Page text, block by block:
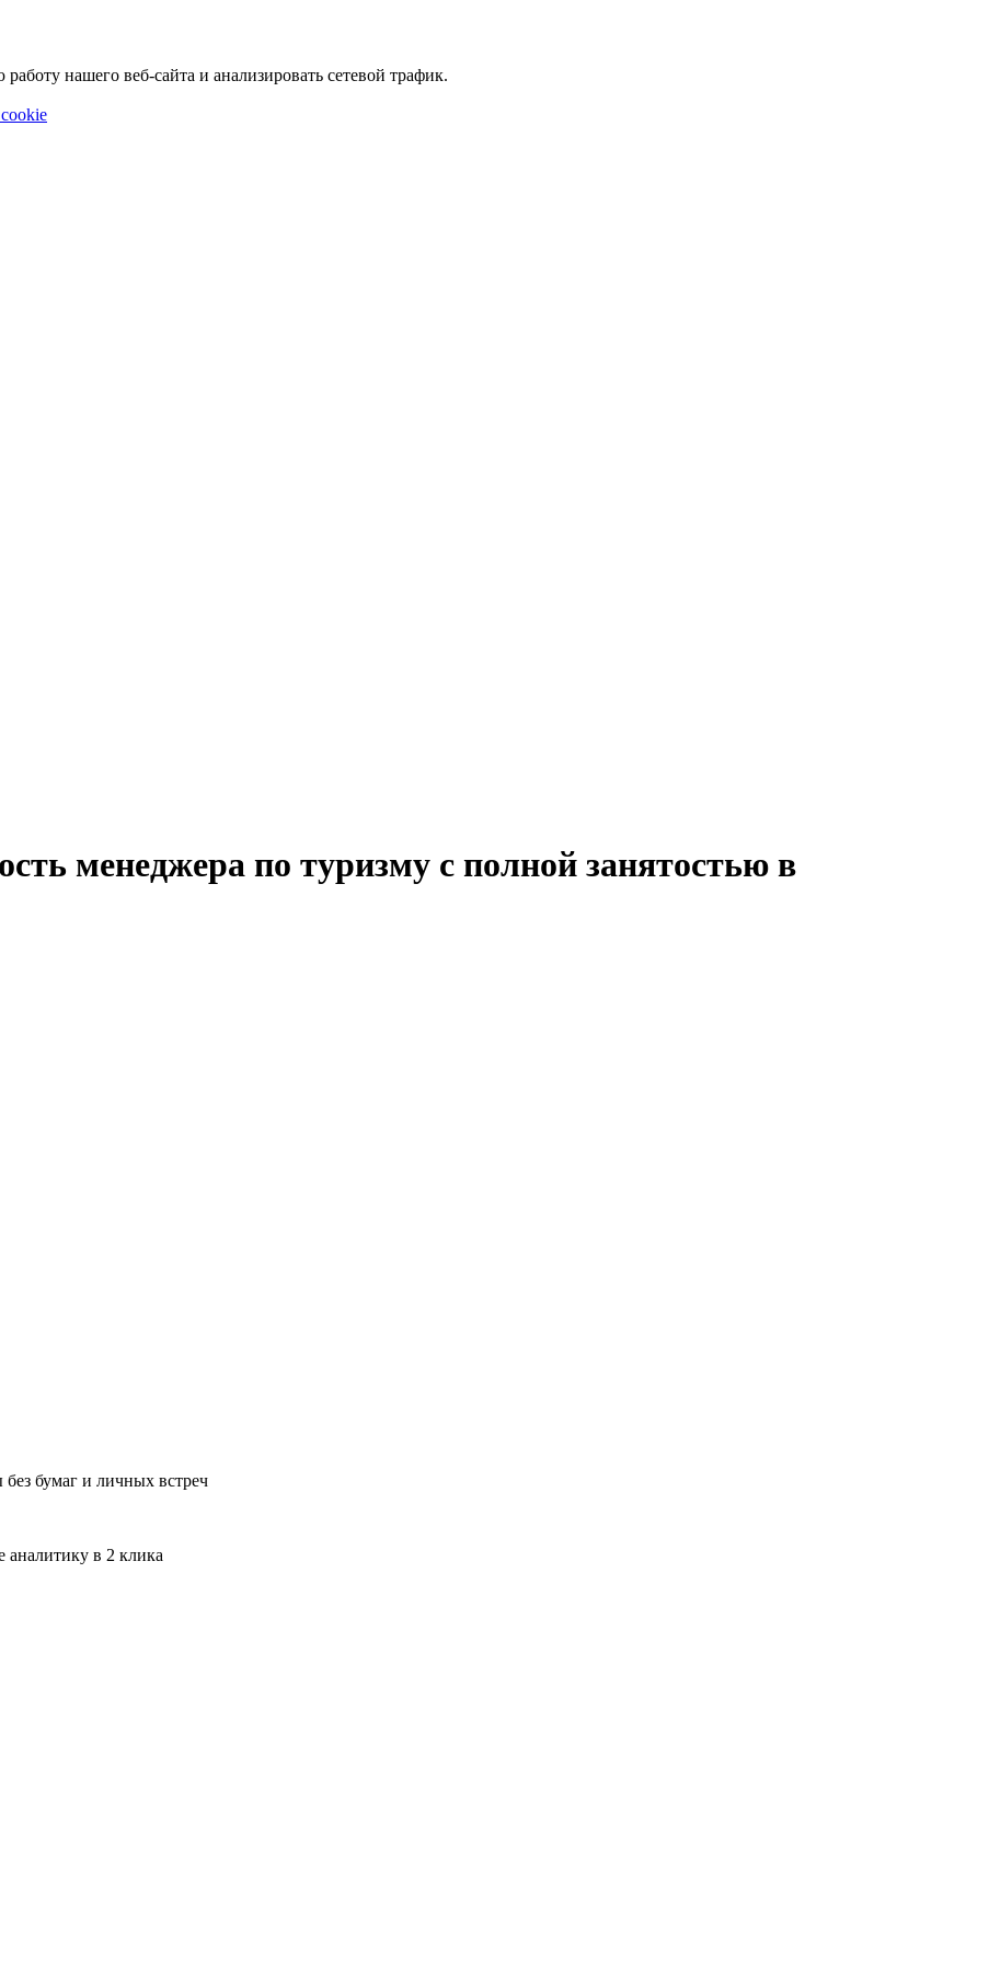
нашего веб-сайта и анализировать сетевой трафик.
менеджера по туризму с полной занятостью в
бумаг и личных встреч
аналитику в 2 клика